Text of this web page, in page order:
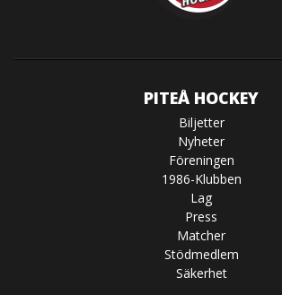
PITEÅ HOCKEY
Biljetter
Nyheter
Föreningen
1986-Klubben
Lag
Press
Matcher
Stödmedlem
Säkerhet